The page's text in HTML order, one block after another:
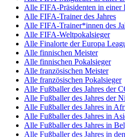
Alle FIFA-Präsidenten in einer
Alle FIFA-Trainer des Jahres
Alle FIFA-Trainer*innen des
Alle FIFA-Weltpokalsieger
Alle Finalorte der Europa
Alle finnischen Meister
Alle finnischen Pokalsieger
Alle französischen Meister
Alle französischen Pokalsieger
Alle Fußballer des Jahres der
Alle Fußballer des Jahres der
Alle Fußballer des Jahres in
Alle Fußballer des Jahres in
Alle Fußballer des Jahres in
Alle Fußballer des Jahres in